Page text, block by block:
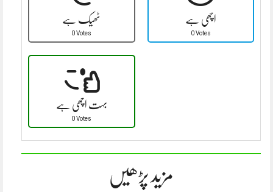
ٹھیک ہے
0 Votes
اچھی ہے
0 Votes
بہت اچھی ہے
0 Votes
مزید پڑھیں